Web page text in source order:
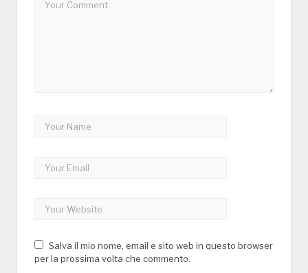
Salva il mio nome, email e sito web in questo browser
per la prossima volta che commento.